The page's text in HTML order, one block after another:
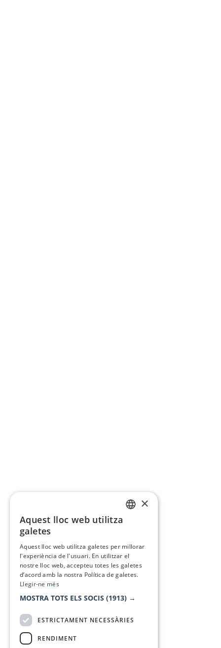
×
Aquest lloc web utilitza
galetes
Aquest lloc web utilitza galetes per millorar
l'experiència de l'usuari. En utilitzar el
nostre lloc web, accepteu totes les galetes
d’acord amb la nostra Política de galetes.
Llegir-ne més
MOSTRA TOTS ELS SOCIS (1913) →
ESTRICTAMENT NECESSÀRIES
RENDIMENT